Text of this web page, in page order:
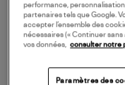
performance,
partenaires tels que Google.
accepter l’ensemble des
nécessaires (« Continuer sans
vos données, consulter notre
Paramètres des